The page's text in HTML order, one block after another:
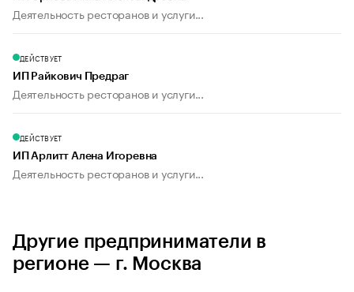
Деятельность ресторанов и услуги...
ДЕЙСТВУЕТ
ИП Райкович Предраг
Деятельность ресторанов и услуги...
ДЕЙСТВУЕТ
ИП Арлитт Алена Игоревна
Деятельность ресторанов и услуги...
Другие предприниматели в
регионе — г. Москва